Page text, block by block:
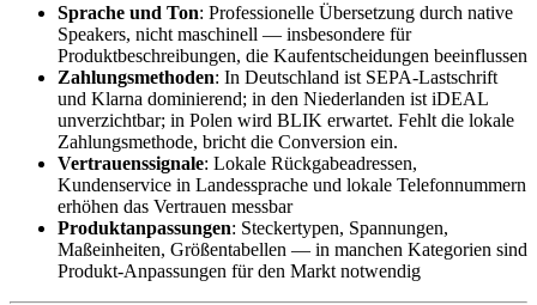
Sprache und Ton: Professionelle Übersetzung durch native
Speakers, nicht maschinell — insbesondere für
Produktbeschreibungen, die Kaufentscheidungen beeinflussen
Zahlungsmethoden: In Deutschland ist SEPA-Lastschrift
und Klarna dominierend; in den Niederlanden ist iDEAL
unverzichtbar; in Polen wird BLIK erwartet. Fehlt die lokale
Zahlungsmethode, bricht die Conversion ein.
Vertrauenssignale: Lokale Rückgabeadressen,
Kundenservice in Landessprache und lokale Telefonnummern
erhöhen das Vertrauen messbar
Produktanpassungen: Steckertypen, Spannungen,
Maßeinheiten, Größentabellen — in manchen Kategorien sind
Produkt-Anpassungen für den Markt notwendig